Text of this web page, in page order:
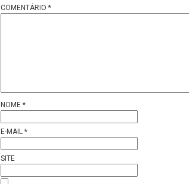
COMENTÁRIO *
NOME *
E-MAIL *
SITE